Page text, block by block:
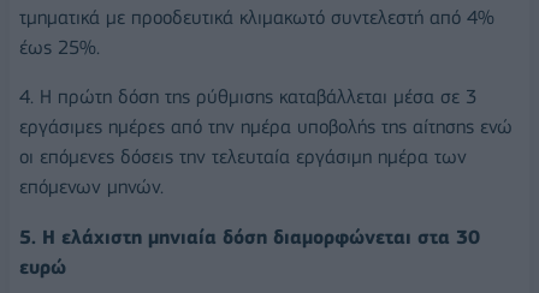
τμηματικά με προοδευτικά κλιμακωτό συντελεστή από 4%
έως 25%.
4. Η πρώτη δόση της ρύθμισης καταβάλλεται μέσα σε 3
εργάσιμες ημέρες από την ημέρα υποβολής της αίτησης ενώ
οι επόμενες δόσεις την τελευταία εργάσιμη ημέρα των
επόμενων μηνών.
5. Η ελάχιστη μηνιαία δόση διαμορφώνεται στα 30
ευρώ